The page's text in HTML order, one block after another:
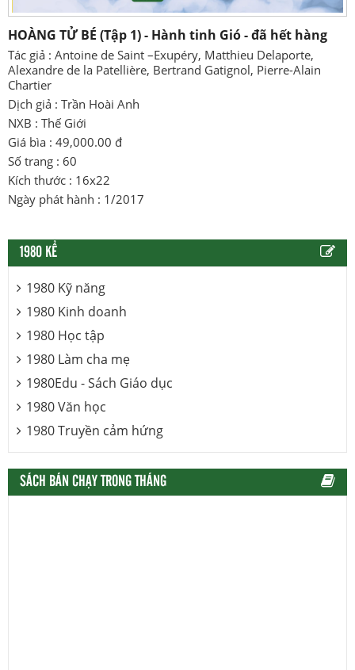
HOÀNG TỬ BÉ (Tập 1) - Hành tinh Gió - đã hết hàng
Tác giả : Antoine de Saint –Exupéry, Matthieu Delaporte,
Alexandre de la Patellière, Bertrand Gatignol, Pierre-Alain
Chartier
Dịch giả : Trần Hoài Anh
NXB : Thế Giới
Giá bìa : 49,000.00 đ
Số trang : 60
Kích thước : 16x22
Ngày phát hành : 1/2017
1980 KỂ
1980 Kỹ năng
1980 Kinh doanh
1980 Học tập
1980 Làm cha mẹ
1980Edu - Sách Giáo dục
1980 Văn học
1980 Truyền cảm hứng
SÁCH BÁN CHẠY TRONG THÁNG